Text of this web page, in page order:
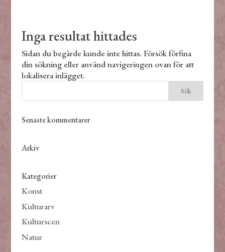
Inga resultat hittades
Sidan du begärde kunde inte hittas. Försök förfina
din sökning eller använd navigeringen ovan för att
lokalisera inlägget.
Senaste kommentarer
Arkiv
Kategorier
Konst
Kulturarv
Kulturscen
Natur